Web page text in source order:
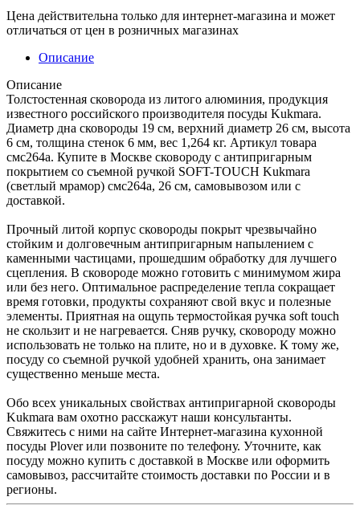
Цена действительна только для интернет-магазина и может
отличаться от цен в розничных магазинах
Описание
Описание
Толстостенная сковорода из литого алюминия, продукция
известного российского производителя посуды Kukmara.
Диаметр дна сковороды 19 см, верхний диаметр 26 см, высота
6 см, толщина стенок 6 мм, вес 1,264 кг. Артикул товара
смс264а. Купите в Москве сковороду с антипригарным
покрытием со съемной ручкой SOFT-TOUCH Kukmara
(светлый мрамор) смс264а, 26 см, самовывозом или с
доставкой.
Прочный литой корпус сковороды покрыт чрезвычайно
стойким и долговечным антипригарным напылением с
каменными частицами, прошедшим обработку для лучшего
сцепления. В сковороде можно готовить с минимумом жира
или без него. Оптимальное распределение тепла сокращает
время готовки, продукты сохраняют свой вкус и полезные
элементы. Приятная на ощупь термостойкая ручка soft touch
не скользит и не нагревается. Сняв ручку, сковороду можно
использовать не только на плите, но и в духовке. К тому же,
посуду со съемной ручкой удобней хранить, она занимает
существенно меньше места.
Обо всех уникальных свойствах антипригарной сковороды
Kukmara вам охотно расскажут наши консультанты.
Свяжитесь с ними на сайте Интернет-магазина кухонной
посуды Plover или позвоните по телефону. Уточните, как
посуду можно купить с доставкой в Москве или оформить
самовывоз, рассчитайте стоимость доставки по России и в
регионы.